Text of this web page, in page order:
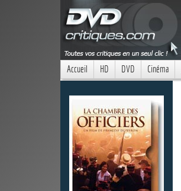
Accueil HD DVD Cinéma